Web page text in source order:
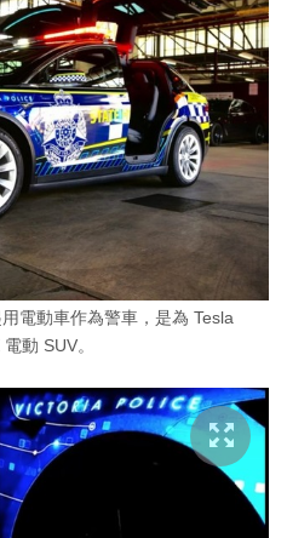
電動車作為警車，是為 Tesla
動 SUV。